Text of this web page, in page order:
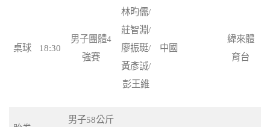
桌球 18:30
男子團體4
強賽
林昀儒/
莊智淵/
廖振珽/
黃彥誠/
彭王維
中國
緯來體
育台
男子58公斤